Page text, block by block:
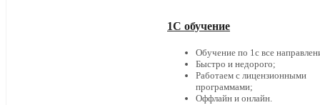
1С обучение
Обучение по 1с все
Быстро и недорого;
Работаем с лицензионными
программами;
Оффлайн и онлайн.